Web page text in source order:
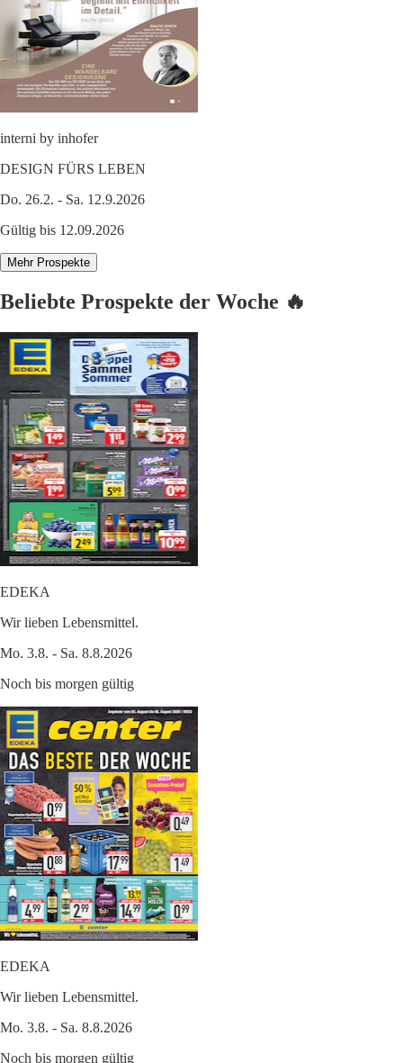
interni by inhofer
DESIGN FÜRS LEBEN
Do. 26.2. - Sa. 12.9.2026
Gültig bis 12.09.2026
Mehr Prospekte
Beliebte Prospekte der Woche 🔥
EDEKA
Wir lieben Lebensmittel.
Mo. 3.8. - Sa. 8.8.2026
Noch bis morgen gültig
EDEKA
Wir lieben Lebensmittel.
Mo. 3.8. - Sa. 8.8.2026
Noch bis morgen gültig